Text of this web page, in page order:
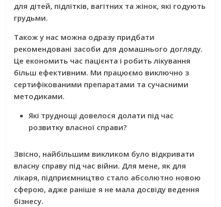
для дітей, підлітків, вагітних та жінок, які годують
грудьми.
Також у нас можна одразу придбати
рекомендовані засоби для домашнього догляду.
Це економить час пацієнта і робить лікування
більш ефективним. Ми працюємо виключно з
сертифікованими препаратами та сучасними
методиками.
Які труднощі довелося долати під час
розвитку власної справи?
Звісно, найбільшим викликом було відкривати
власну справу під час війни. Для мене, як для
лікаря, підприємництво стало абсолютно новою
сферою, адже раніше я не мала досвіду ведення
бізнесу.